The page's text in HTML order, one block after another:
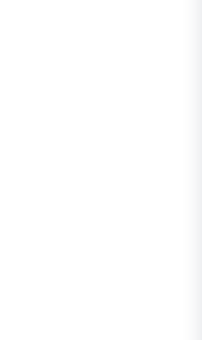
Priser op til 24.000.000